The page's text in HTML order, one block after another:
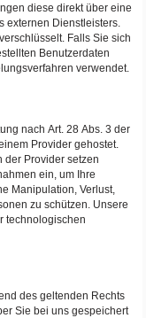
diese direkt über eine
externen Dienstleisters.
Falls Sie sich
Benutzerdaten
verwendet.
nach Art. 28 Abs. 3 der
Provider gehostet.
der Provider setzen
ein, um Ihre
Manipulation, Verlust,
zu schützen. Unsere
technologischen
des geltenden Rechts
Sie bei uns gespeichert